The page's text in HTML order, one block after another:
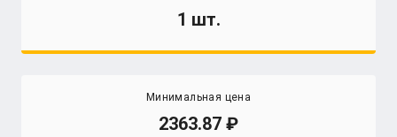
1 шт.
Минимальная цена
2363.87